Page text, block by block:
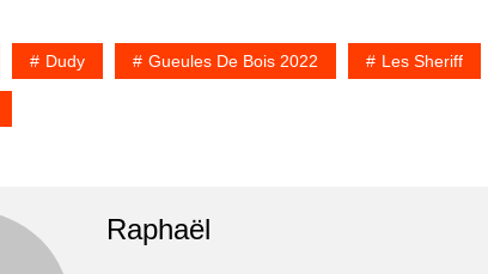
Dudy Gueules De Bois 2022 Les Sheriff
Raphaël